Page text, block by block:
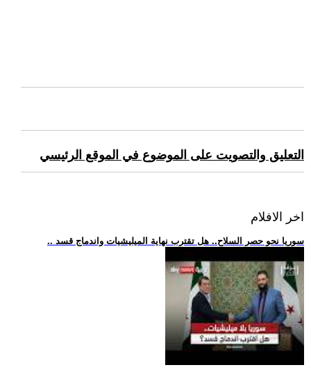
التعليق والتصويت على الموضوع في الموقع الرئيسي
اخر الافلام
.. سوريا نحو حصر السلاح.. هل تقترب نهاية الميليشيات واندماج قسد